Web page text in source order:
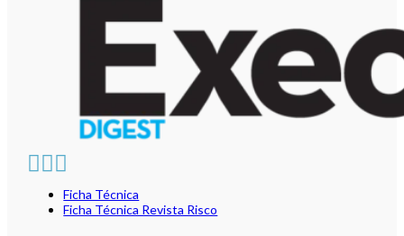
Ficha Técnica
Ficha Técnica Revista Risco